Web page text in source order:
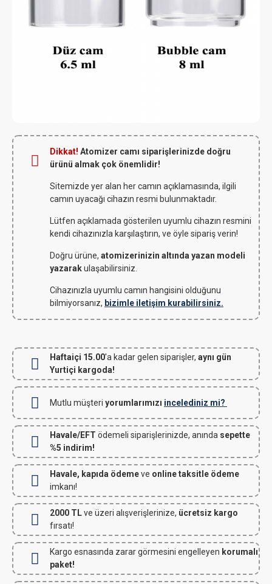
Dikkat! Atomizer camı siparişlerinizde doğru
ürünü almak çok önemlidir!
Sitemizde yer alan her camın açıklamasında, ilgili
camın uyacağı cihazın resmi bulunmaktadır.
Lütfen açıklamada gösterilen uyumlu cihazın resmini
kendi cihazınızla karşılaştırın, ve öyle sipariş verin!
Doğru ürüne, atomizerinizin altında yazan modeli
yazarakulaşabilirsiniz.
Cihazınızla uyumlu camın hangisini olduğunu
bilmiyorsanız, bizimle iletişim kurabilirsiniz.
Haftaiçi 15.00'a kadar gelen siparişler, aynı gün
Yurtiçi kargoda!
Mutlu müşteri yorumlarımızı incelediniz mi?
Havale/EFT ödemeli siparişlerinizde, anında sepette
%5 indirim!
Havale, kapıda ödemeve online taksitle ödeme
imkanı!
2000 TLve üzeri alışverişlerinize, ücretsiz kargo
fırsatı!
Kargo esnasında zarar görmesini engelleyen korumalı
paket!